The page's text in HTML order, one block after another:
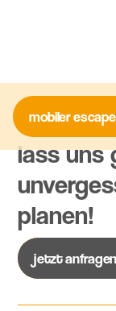
mobiler
lass uns
planen!
jetzt